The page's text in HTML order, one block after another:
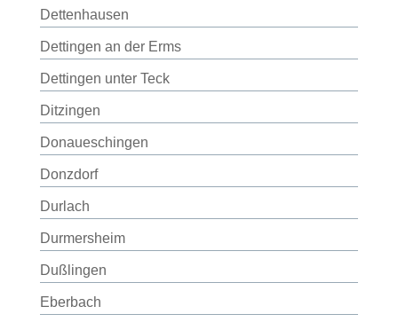
Dettenhausen
Dettingen an der Erms
Dettingen unter Teck
Ditzingen
Donaueschingen
Donzdorf
Durlach
Durmersheim
Dußlingen
Eberbach